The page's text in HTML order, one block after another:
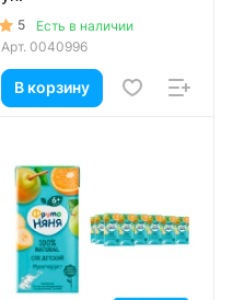
5
Есть в наличии
Арт. 0040996
В корзину